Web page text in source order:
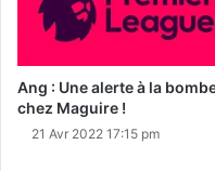
Ang : Une alerte à la
chez Maguire !
21 Avr 2022 17:15 pm